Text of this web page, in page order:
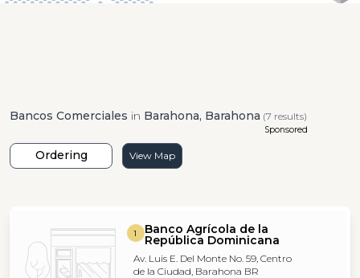
Bancos Comerciales in Barahona, Barahona (7 results)
Ordering View Map
Sponsored
1 Banco Agrícola de la
República Dominicana
Av. Luis E. Del Monte No. 59, Centro
de la Ciudad, Barahona BR